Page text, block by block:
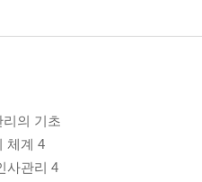
의 기초
체계 4
사관리 4